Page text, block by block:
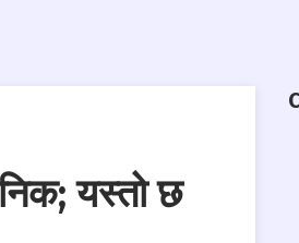
यस्तो छ